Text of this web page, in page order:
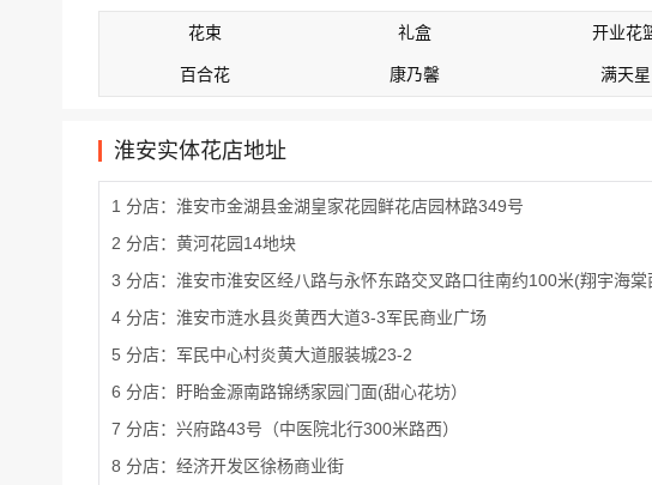
花束 礼盒 开业花
百合花 康乃馨 满天星
淮安实体花店地址
1 分店：淮安市金湖县金湖皇家花园鲜花店园林路349号
2 分店：黄河花园14地块
3 分店：淮安市淮安区经八路与永怀东路交叉路口往南约100米(翔宇海
4 分店：淮安市涟水县炎黄西大道3-3军民商业广场
5 分店：军民中心村炎黄大道服装城23-2
6 分店：盱眙金源南路锦绣家园门面(甜心花坊）
7 分店：兴府路43号（中医院北行300米路西）
8 分店：经济开发区徐杨商业街